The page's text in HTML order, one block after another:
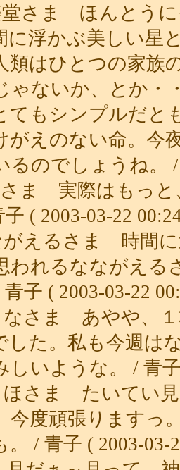
さま ほんとうに
に浮かぶ美しい星
類はひとつの家族
ゃないか、とか・
てもシンプルだと
がえのない命。今
るのでしょうね。 /
ま 実際はもっと
( 2003-03-22
えるさま 時間に
われるなながえる
青子 ( 2003-03-22
さま あやや、１
した。私も今週は
しいような。 / 青
さま たいてい見
今度頑張りますっ
。 / 青子 ( 2003-03-